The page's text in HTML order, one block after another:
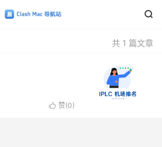

共 1 篇文章
 赞(0)